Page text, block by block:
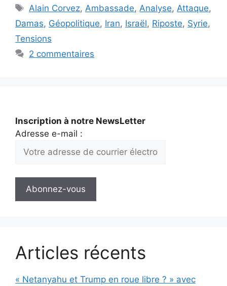
Étiquettes
Alain Corvez, Ambassade, Analyse, Attaque,
Damas, Géopolitique, Iran, Israël, Riposte, Syrie,
Tensions
2 commentaires
Inscription à notre NewsLetter
Adresse e-mail :
Articles récents
« Netanyahu et Trump en roue libre ? » avec